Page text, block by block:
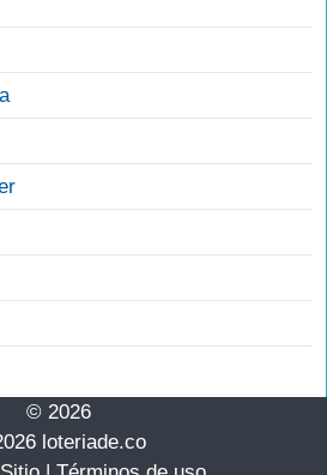
© 2026
loteriade.co